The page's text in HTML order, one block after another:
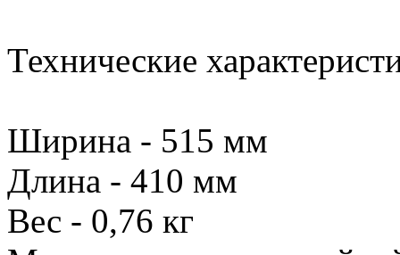
Технические
Ширина - 515 мм
Длина - 410 мм
Вес - 0,76 кг